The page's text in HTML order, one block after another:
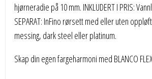
hjørneradie på 10 mm. INKLUDERT I PRIS:
SEPARAT: InFino rørsett med eller uten
messing, dark steel eller platinum.
Skap din egen fargeharmoni med BLANCO